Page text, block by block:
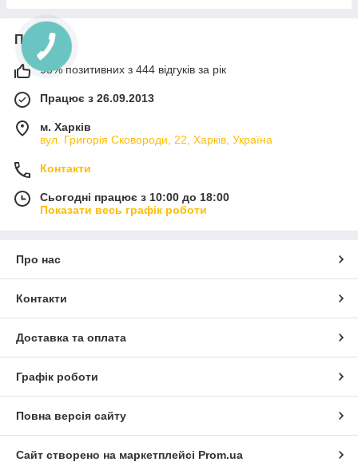
Про нас
98% позитивних з 444 відгуків за рік
Працює з 26.09.2013
м. Харків
вул. Григорія Сковороди, 22, Харків, Україна
Контакти
Сьогодні працює з 10:00 до 18:00
Показати весь графік роботи
Про нас
Контакти
Доставка та оплата
Графік роботи
Повна версія сайту
Сайт створено на маркетплейсі Prom.ua